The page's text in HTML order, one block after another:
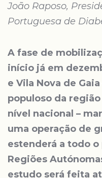
João Raposo,
Portuguesa de
A fase de
início já em
e Vila Nova de
populoso da
nível nacional –
uma operação de
estenderá a todo
Regiões
estudo será feita